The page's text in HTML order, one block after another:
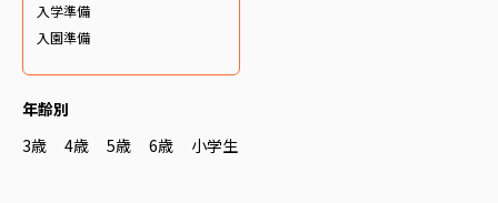
入学準備
入園準備
年齢別
3歳
4歳 5歳 6歳 小学生